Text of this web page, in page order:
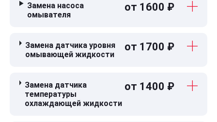
Замена насоса
омывателя
от 1600 ₽
Замена датчика уровня
омывающей жидкости
от 1700 ₽
Замена датчика
температуры
охлаждающей жидкости
от 1400 ₽